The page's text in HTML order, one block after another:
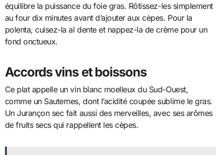
équilibre la puissance du foie gras. Rôtissez-les simplement
au four dix minutes avant d’ajouter aux cèpes. Pour la
polenta, cuisez-la al dente et nappez-la de crème pour un
fond onctueux.
Accords vins et boissons
Ce plat appelle un vin blanc moelleux du Sud-Ouest,
comme un Sauternes, dont l’acidité coupée sublime le gras.
Un Jurançon sec fait aussi des merveilles, avec ses arômes
de fruits secs qui rappellent les cèpes.